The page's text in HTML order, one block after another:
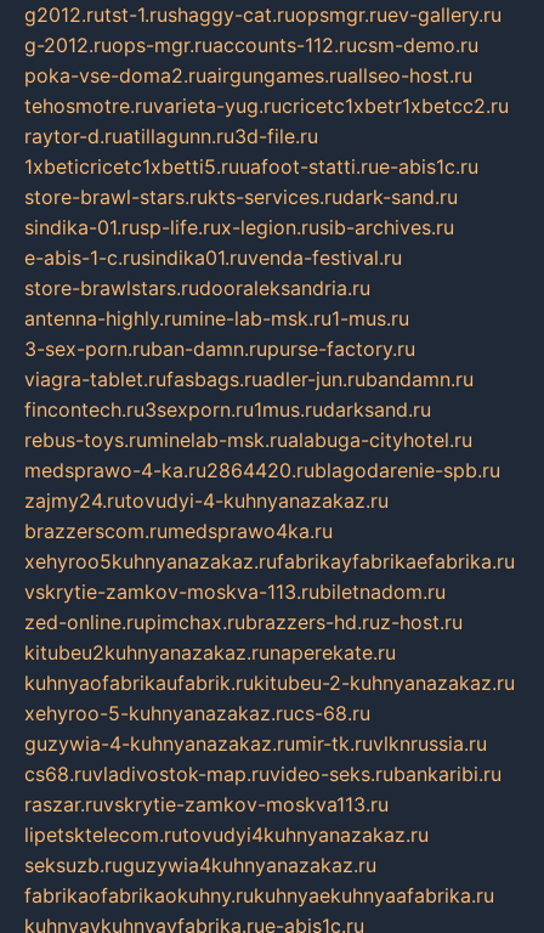
g2012.rutst-1.rushaggy-cat.ruopsmgr.ruev-gallery.ru
g-2012.ruops-mgr.ruaccounts-112.rucsm-demo.ru
poka-vse-doma2.ruairgungames.ruallseo-host.ru
tehosmotre.ruvarieta-yug.rucricetc1xbetr1xbetcc2.ru
raytor-d.ruatillagunn.ru3d-file.ru
1xbeticricetc1xbetti5.ruuafoot-statti.rue-abis1c.ru
store-brawl-stars.rukts-services.rudark-sand.ru
sindika-01.rusp-life.rux-legion.rusib-archives.ru
e-abis-1-c.rusindika01.ruvenda-festival.ru
store-brawlstars.rudooraleksandria.ru
antenna-highly.rumine-lab-msk.ru1-mus.ru
3-sex-porn.ruban-damn.rupurse-factory.ru
viagra-tablet.rufasbags.ruadler-jun.rubandamn.ru
fincontech.ru3sexporn.ru1mus.rudarksand.ru
rebus-toys.ruminelab-msk.rualabuga-cityhotel.ru
medsprawo-4-ka.ru2864420.rublagodarenie-spb.ru
zajmy24.rutovudyi-4-kuhnyanazakaz.ru
brazzerscom.rumedsprawo4ka.ru
xehyroo5kuhnyanazakaz.rufabrikayfabrikaefabrika.ru
vskrytie-zamkov-moskva-113.rubiletnadom.ru
zed-online.rupimchax.rubrazzers-hd.ruz-host.ru
kitubeu2kuhnyanazakaz.runaperekate.ru
kuhnyaofabrikaufabrik.rukitubeu-2-kuhnyanazakaz.ru
xehyroo-5-kuhnyanazakaz.rucs-68.ru
guzywia-4-kuhnyanazakaz.rumir-tk.ruvlknrussia.ru
cs68.ruvladivostok-map.ruvideo-seks.rubankaribi.ru
raszar.ruvskrytie-zamkov-moskva113.ru
lipetsktelecom.rutovudyi4kuhnyanazakaz.ru
seksuzb.ruguzywia4kuhnyanazakaz.ru
fabrikaofabrikaokuhny.rukuhnyaekuhnyaafabrika.ru
kuhnyaykuhnyayfabrika.rue-abis1c.ru